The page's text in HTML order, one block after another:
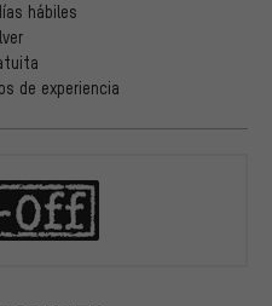
hábiles
de experiencia